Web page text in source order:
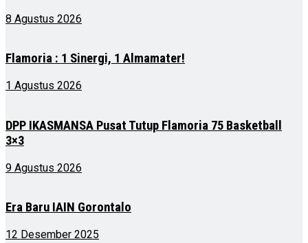
8 Agustus 2026
Flamoria : 1 Sinergi, 1 Almamater!
1 Agustus 2026
DPP IKASMANSA Pusat Tutup Flamoria 75 Basketball
3×3
9 Agustus 2026
Era Baru IAIN Gorontalo
12 Desember 2025